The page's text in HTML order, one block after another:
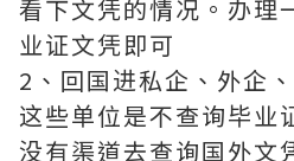
看下文凭的情况。办理
业证文凭即可
2、回国进私企、外企
这些单位是不查询毕业
没有渠道去查询国外文